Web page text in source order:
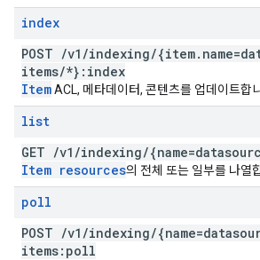
index
POST /v1 /indexing/{item.
items/*}:index
ItemACL, 메타데이터, 콘텐츠를 업데이트합
list
GET /v1 /indexing/
Item resources의 전체 또는 일부를 나열
poll
POST /v1 /indexing/
items:poll